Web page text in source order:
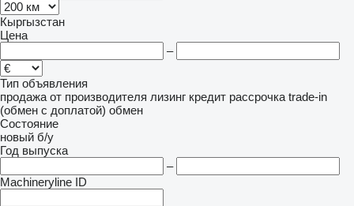
Кыргызстан
Цена
–
Тип объявления
продажа от производителя лизинг кредит рассрочка trade-in
(обмен с доплатой) обмен
Состояние
новый б/у
Год выпуска
–
Machineryline ID